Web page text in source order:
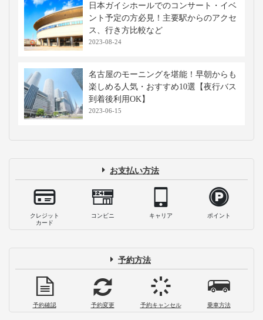
日本ガイシホールでのコンサート・イベ
ント予定の方必見！主要駅からのアクセ
ス、行き方比較など
2023-08-24
名古屋のモーニングを堪能！早朝からも
楽しめる人気・おすすめ10選【夜行バス
到着後利用OK】
2023-06-15
お支払い方法
クレジット
カード
コンビニ キャリア ポイント
予約方法
予約確認 予約変更 予約キャンセル 乗車方法